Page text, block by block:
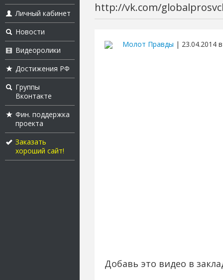
Личный кабинет
Новости
Видеоролики
Достижения РФ
Группы
Вконтакте
Фин. поддержка
проекта
Заказать
хороший сайт!
http://vk.com/
Молот Правды | 23.04.2014
Добавь это видео в